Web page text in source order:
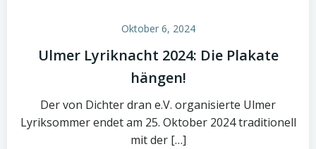
Oktober 6, 2024
Ulmer Lyriknacht 2024: Die Plakate
hängen!
Der von Dichter dran e.V. organisierte Ulmer
Lyriksommer endet am 25. Oktober 2024 traditionell
mit der […]